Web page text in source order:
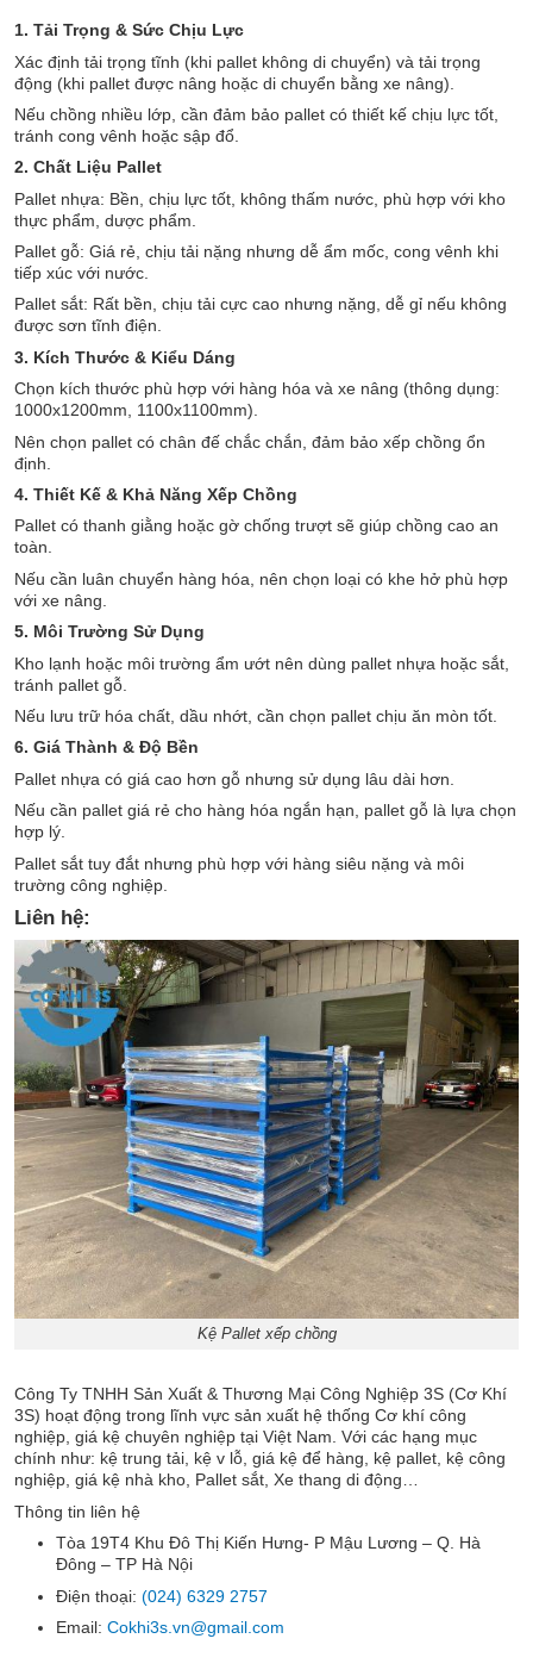
1. Tải Trọng & Sức Chịu Lực
Xác định tải trọng tĩnh (khi pallet không di chuyển) và tải trọng
động (khi pallet được nâng hoặc di chuyển bằng xe nâng).
Nếu chồng nhiều lớp, cần đảm bảo pallet có thiết kế chịu lực tốt,
tránh cong vênh hoặc sập đổ.
2. Chất Liệu Pallet
Pallet nhựa: Bền, chịu lực tốt, không thấm nước, phù hợp với kho
thực phẩm, dược phẩm.
Pallet gỗ: Giá rẻ, chịu tải nặng nhưng dễ ẩm mốc, cong vênh khi
tiếp xúc với nước.
Pallet sắt: Rất bền, chịu tải cực cao nhưng nặng, dễ gỉ nếu không
được sơn tĩnh điện.
3. Kích Thước & Kiểu Dáng
Chọn kích thước phù hợp với hàng hóa và xe nâng (thông dụng:
1000x1200mm, 1100x1100mm).
Nên chọn pallet có chân đế chắc chắn, đảm bảo xếp chồng ổn
định.
4. Thiết Kế & Khả Năng Xếp Chồng
Pallet có thanh giằng hoặc gờ chống trượt sẽ giúp chồng cao an
toàn.
Nếu cần luân chuyển hàng hóa, nên chọn loại có khe hở phù hợp
với xe nâng.
5. Môi Trường Sử Dụng
Kho lạnh hoặc môi trường ẩm ướt nên dùng pallet nhựa hoặc sắt,
tránh pallet gỗ.
Nếu lưu trữ hóa chất, dầu nhớt, cần chọn pallet chịu ăn mòn tốt.
6. Giá Thành & Độ Bền
Pallet nhựa có giá cao hơn gỗ nhưng sử dụng lâu dài hơn.
Nếu cần pallet giá rẻ cho hàng hóa ngắn hạn, pallet gỗ là lựa chọn
hợp lý.
Pallet sắt tuy đắt nhưng phù hợp với hàng siêu nặng và môi
trường công nghiệp.
Liên hệ:
Kệ Pallet xếp chồng
Công Ty TNHH Sản Xuất & Thương Mại Công Nghiệp 3S (Cơ Khí
3S) hoạt động trong lĩnh vực sản xuất hệ thống Cơ khí công
nghiệp, giá kệ chuyên nghiệp tại Việt Nam. Với các hạng mục
chính như: kệ trung tải, kệ v lỗ, giá kệ để hàng, kệ pallet, kệ công
nghiệp, giá kệ nhà kho, Pallet sắt, Xe thang di động…
Thông tin liên hệ
Tòa 19T4 Khu Đô Thị Kiến Hưng- P Mậu Lương – Q. Hà
Đông – TP Hà Nội
Điện thoại:(024) 6329 2757
Email:Cokhi3s.vn@gmail.com